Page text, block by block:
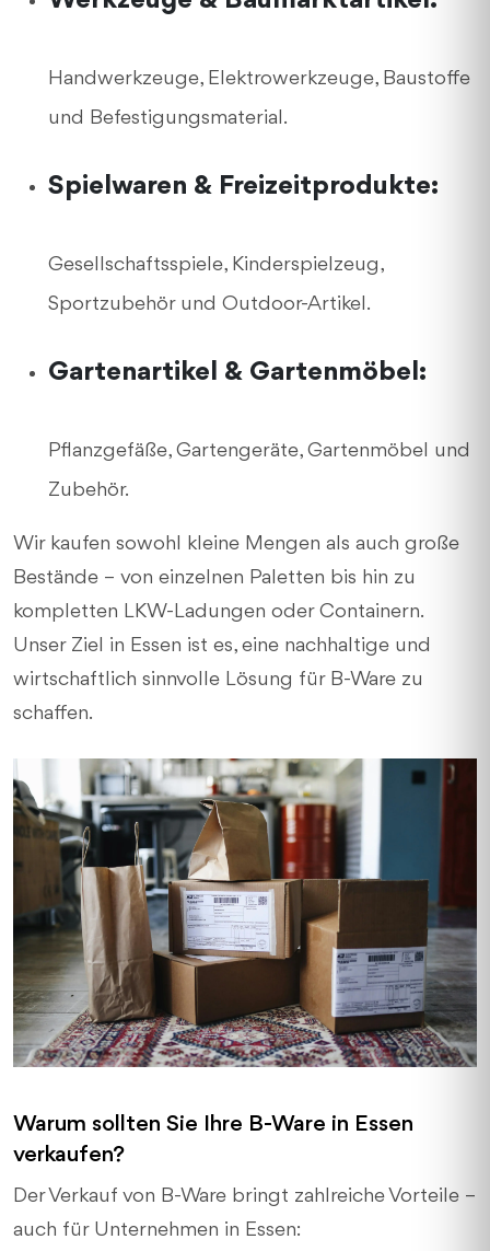
Handwerkzeuge, Elektrowerkzeuge, Baustoffe
und Befestigungsmaterial.
Spielwaren & Freizeitprodukte:
Gesellschaftsspiele, Kinderspielzeug,
Sportzubehör und Outdoor-Artikel.
Gartenartikel & Gartenmöbel:
Pflanzgefäße, Gartengeräte, Gartenmöbel und
Zubehör.
Wir kaufen sowohl kleine Mengen als auch große
Bestände – von einzelnen Paletten bis hin zu
kompletten LKW-Ladungen oder Containern.
Unser Ziel in Essen ist es, eine nachhaltige und
wirtschaftlich sinnvolle Lösung für B-Ware zu
schaffen.
Warum sollten Sie Ihre B-Ware in Essen
verkaufen?
Der Verkauf von B-Ware bringt zahlreiche Vorteile –
auch für Unternehmen in Essen: